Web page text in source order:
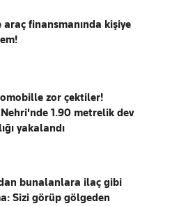
araç finansmanında kişiye
zor çektiler!
1.90 metrelik dev
yakalandı
bunalanlara ilaç gibi
Sizi görüp gölgeden